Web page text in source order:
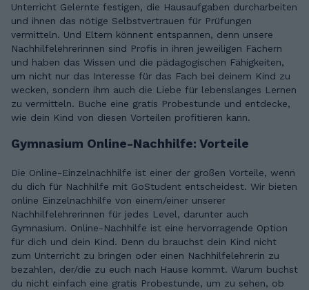
Unterricht Gelernte festigen, die Hausaufgaben durcharbeiten
und ihnen das nötige Selbstvertrauen für Prüfungen
vermitteln. Und Eltern könnent entspannen, denn unsere
Nachhilfelehrerinnen sind Profis in ihren jeweiligen Fächern
und haben das Wissen und die pädagogischen Fähigkeiten,
um nicht nur das Interesse für das Fach bei deinem Kind zu
wecken, sondern ihm auch die Liebe für lebenslanges Lernen
zu vermitteln. Buche eine gratis Probestunde und entdecke,
wie dein Kind von diesen Vorteilen profitieren kann.
Gymnasium Online-Nachhilfe: Vorteile
Die Online-Einzelnachhilfe ist einer der großen Vorteile, wenn
du dich für Nachhilfe mit GoStudent entscheidest. Wir bieten
online Einzelnachhilfe von einem/einer unserer
Nachhilfelehrerinnen für jedes Level, darunter auch
Gymnasium. Online-Nachhilfe ist eine hervorragende Option
für dich und dein Kind. Denn du brauchst dein Kind nicht
zum Unterricht zu bringen oder einen Nachhilfelehrerin zu
bezahlen, der/die zu euch nach Hause kommt. Warum buchst
du nicht einfach eine gratis Probestunde, um zu sehen, ob